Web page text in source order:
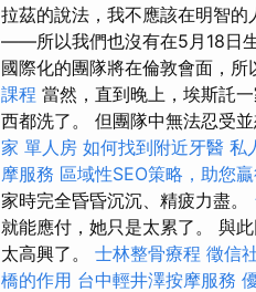
拉茲的說法，我不應該在明智的
——所以我們也沒有在5月18日
國際化的團隊將在倫敦會面，
課程 當然，直到晚上，埃斯託
西都洗了。 但團隊中無法忍受
家 單人房 如何找到附近牙醫 私
摩服務 區域性SEO策略，助您
家時完全昏昏沉沉、精疲力盡。
就能應付，她只是太累了。 與
太高興了。 士林整骨療程 徵信
橋的作用 台中輕井澤按摩服務